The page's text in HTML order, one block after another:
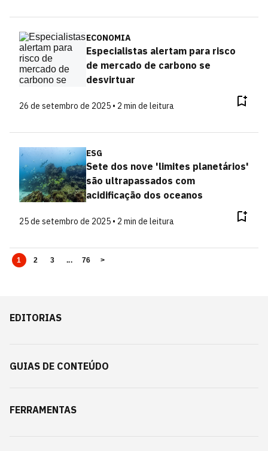
ECONOMIA
Especialistas alertam para risco
de mercado de carbono se
desvirtuar
26 de setembro de 2025 • 2 min de leitura
ESG
Sete dos nove 'limites planetários'
são ultrapassados com
acidificação dos oceanos
25 de setembro de 2025 • 2 min de leitura
1 2 3 ... 76 >
EDITORIAS
GUIAS DE CONTEÚDO
FERRAMENTAS